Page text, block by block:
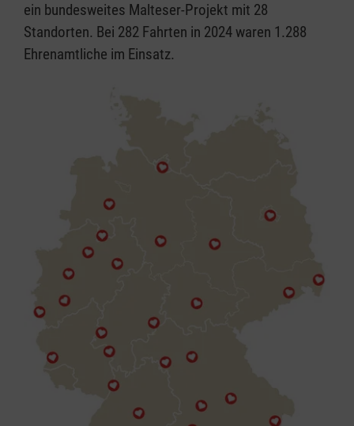
ein bundesweites Malteser-Projekt mit 28
Standorten. Bei 282 Fahrten in 2024 waren 1.288
Ehrenamtliche im Einsatz.